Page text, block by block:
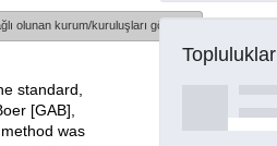
olunan kurum/kuruluşları göster
standard,
[GAB],
was
Topluluklar